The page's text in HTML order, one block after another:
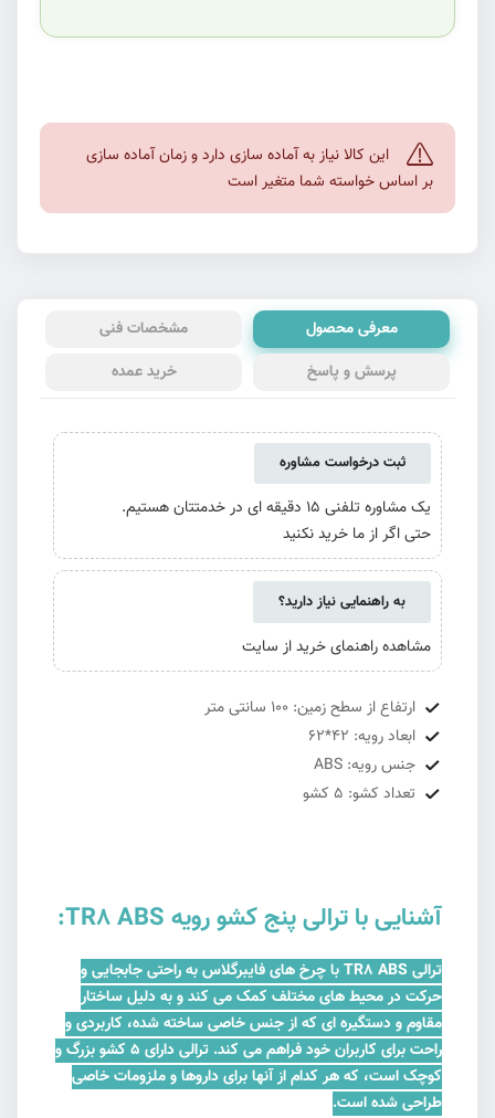
این کالا نیاز به آماده سازی دارد و زمان آماده سازی
بر اساس خواسته شما متغیر است
معرفی محصول
مشخصات فنی
پرسش و پاسخ
خرید عمده
ثبت درخواست مشاوره
یک مشاوره تلفنی 15 دقیقه ای در خدمتتان هستیم.
حتی اگر از ما خرید نکنید
به راهنمایی نیاز دارید؟
مشاهده راهنمای خرید از سایت
ارتفاع از سطح زمین: 100 سانتی متر
ابعاد رویه: 42*62
جنس رویه: ABS
تعداد کشو: 5 کشو
آشنایی با ترالی پنج کشو رویه TR8 ABS:
ترالی TR8 ABS با چرخ های فایبرگلاس به راحتی جابجایی و
حرکت در محیط های مختلف کمک می کند و به دلیل ساختار
مقاوم و دستگیره ای که از جنس خاصی ساخته شده، کاربردی و
راحت برای کاربران خود فراهم می کند. ترالی دارای 5 کشو بزرگ و
کوچک است، که هر کدام از آنها برای داروها و ملزومات خاصی
طراحی شده است.